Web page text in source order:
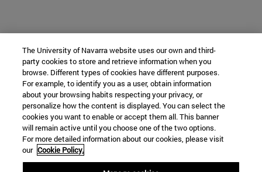
The University of Navarra website uses our own and third-
party cookies to store and retrieve information when you
browse. Different types of cookies have different purposes.
For example, to identify you as a user, obtain information
about your browsing habits respecting your privacy, or
personalize how the content is displayed. You can select the
cookies you want to enable or accept them all. This banner
will remain active until you choose one of the two options.
For more detailed information about our cookies, please visit
our Cookie Policy.